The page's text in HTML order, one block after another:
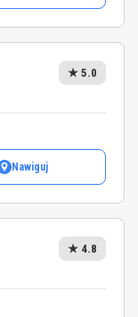
★ 5.0
Nawiguj
★ 4.8